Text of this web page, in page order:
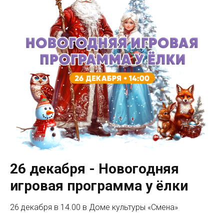
26 декабря - Новогодняя
игровая программа у ёлки
26 декабря в 14.00 в Доме культуры «Смена»